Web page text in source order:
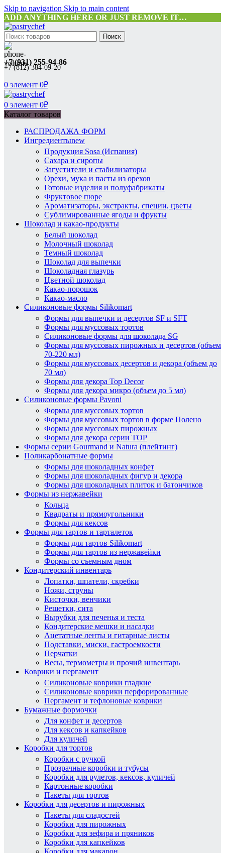
Skip to navigation Skip to main content
ADD ANYTHING HERE OR JUST REMOVE IT…
Поиск
+7 (931) 255-94-86
+7 (812) 384-09-20
0 элемент 0₽
0 элемент 0₽
Каталог товаров
РАСПРОДАЖА ФОРМ
Ингредиентыnew
Продукция Sosa (Испания)
Сахара и сиропы
Загустители и стабилизаторы
Орехи, мука и пасты из орехов
Готовые изделия и полуфабрикаты
Фруктовое пюре
Ароматизаторы, экстракты, специи, цветы
Сублимированные ягоды и фрукты
Шоколад и какао-продукты
Белый шоколад
Молочный шоколад
Темный шоколад
Шоколад для выпечки
Шоколадная глазурь
Цветной шоколад
Какао-порошок
Какао-масло
Силиконовые формы Silikomart
Формы для выпечки и десертов SF и SFT
Формы для муссовых тортов
Силиконовые формы для шоколада SG
Формы для муссовых пирожных и десертов (объем
70-220 мл)
Формы для муссовых десертов и декора (объем до
70 мл)
Формы для декора Top Decor
Формы для декора микро (объем до 5 мл)
Силиконовые формы Pavoni
Формы для муссовых тортов
Формы для муссовых тортов в форме Полено
Формы для муссовых пирожных
Формы для декора серии TOP
Формы серии Gourmand и Natura (плейтинг)
Поликарбонатные формы
Формы для шоколадных конфет
Формы для шоколадных фигур и декора
Формы для шоколадных плиток и батончиков
Формы из нержавейки
Кольца
Квадраты и прямоугольники
Формы для кексов
Формы для тартов и тарталеток
Формы для тартов Silikomart
Формы для тартов из нержавейки
Формы со съемным дном
Кондитерский инвентарь
Лопатки, шпатели, скребки
Ножи, струны
Кисточки, венчики
Решетки, сита
Вырубки для печенья и теста
Кондитерские мешки и насадки
Ацетатные ленты и гитарные листы
Подставки, миски, гастроемкости
Перчатки
Весы, термометры и прочий инвентарь
Коврики и пергамент
Силиконовые коврики гладкие
Силиконовые коврики перфорированные
Пергамент и тефлоновые коврики
Бумажные формочки
Для конфет и десертов
Для кексов и капкейков
Для куличей
Коробки для тортов
Коробки с ручкой
Прозрачные коробки и тубусы
Коробки для рулетов, кексов, куличей
Картонные коробки
Пакеты для тортов
Коробки для десертов и пирожных
Пакеты для сладостей
Коробки для пирожных
Коробки для зефира и пряников
Коробки для капкейков
Коробки для макарон